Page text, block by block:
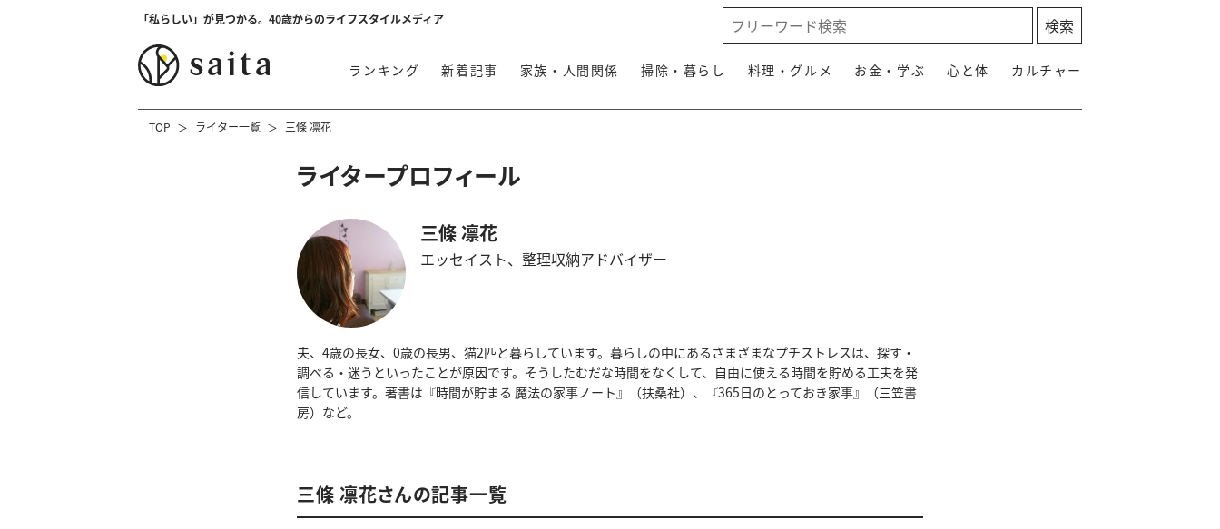
「私らしい」が見つかる。40歳からのライフスタイルメディア
ランキング 新着記事 家族・人間関係 掃除・暮らし 料理・グルメ お金・学ぶ 心と体 カルチャー
TOP ライター一覧 三條 凛花
ライタープロフィール
三條 凛花
エッセイスト、整理収納アドバイザー
夫、4歳の長女、0歳の長男、猫2匹と暮らしています。暮らしの中にあるさまざまなプチストレスは、探す・
調べる・迷うといったことが原因です。そうしたむだな時間をなくして、自由に使える時間を貯める工夫を発
信しています。著書は『時間が貯まる 魔法の家事ノート』（扶桑社）、『365日のとっておき家事』（三笠書
房）など。
三條 凛花さんの記事一覧